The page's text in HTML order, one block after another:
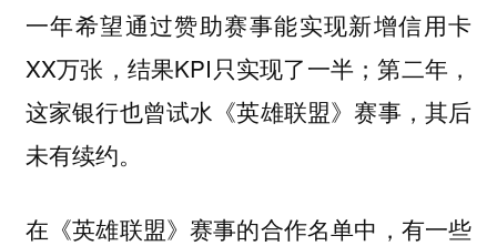
一年希望通过赞助赛事能实现新增信用卡
XX万张，结果KPI只实现了一半；第二年，
这家银行也曾试水《英雄联盟》赛事，其后
未有续约。
在《英雄联盟》赛事的合作名单中，有一些